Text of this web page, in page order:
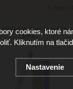
QuinkFlow do
pera
cookies, ktoré
Kliknutím na
Nastavenie